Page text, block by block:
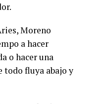
Moreno
a hacer
o hacer una
todo fluya abajo y